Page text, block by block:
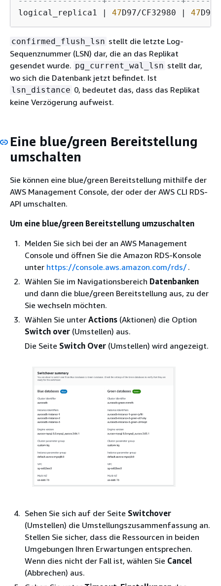
logical_replica1
| 47D97/CF32980 | 47D97
confirmed_flush_lsn stellt die letzte Log-
Sequenznummer (LSN) dar, die an das Replikat
gesendet wurde. pg_current_wal_lsn stellt dar,
wo sich die Datenbank jetzt befindet. Ist
lsn_distance 0, bedeutet das, dass das Replikat
keine Verzögerung aufweist.
Eine blue/green Bereitstellung
umschalten
Sie können eine blue/green Bereitstellung mithilfe der
AWS Management Console, der oder der AWS CLI RDS-
API umschalten.
Um eine blue/green Bereitstellung umzuschalten
Melden Sie sich bei der an AWS Management
Console und öffnen Sie die Amazon RDS-Konsole
unter https://console.aws.amazon.com/rds/.
Wählen Sie im Navigationsbereich Datenbanken
und dann die blue/green Bereitstellung aus, zu der
Sie wechseln möchten.
Wählen Sie unter Actions (Aktionen) die Option
Switch over (Umstellen) aus.
Die Seite Switch Over (Umstellen) wird angezeigt.
Sehen Sie sich auf der Seite Switchover
(Umstellen) die Umstellungszusammenfassung an.
Stellen Sie sicher, dass die Ressourcen in beiden
Umgebungen Ihren Erwartungen entsprechen.
Wenn dies nicht der Fall ist, wählen Sie Cancel
(Abbrechen) aus.